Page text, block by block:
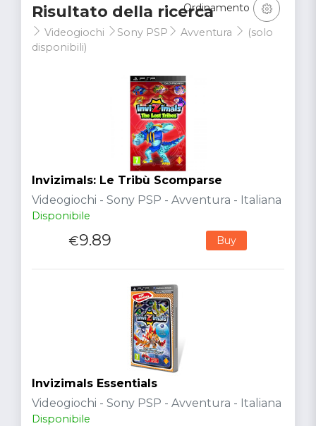
Risultato della ricerca
Videogiochi Sony PSP Avventura
(solo
disponibili)
Ordinamento
Invizimals: Le Tribù Scomparse
Videogiochi - Sony PSP - Avventura - Italiana
Disponibile
€9.89 Buy
Invizimals Essentials
Videogiochi - Sony PSP - Avventura - Italiana
Disponibile